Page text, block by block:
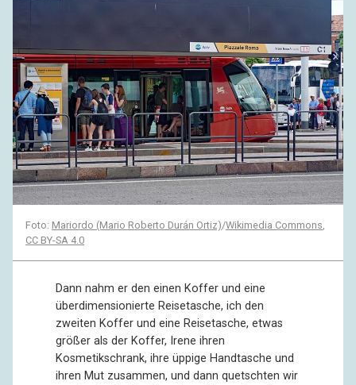
Foto: Mariordo (Mario Roberto Durán Ortiz)/Wikimedia Commons
CC BY-SA 4.0
Dann nahm er den einen Koffer und eine
überdimensionierte Reisetasche, ich den
zweiten Koffer und eine Reisetasche, etwas
größer als der Koffer, Irene ihren
Kosmetikschrank, ihre üppige Handtasche und
ihren Mut zusammen, und dann quetschten wir